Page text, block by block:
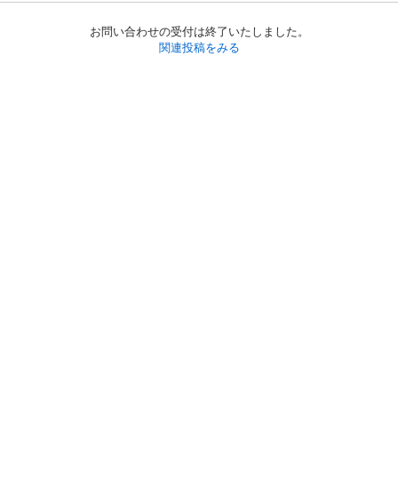
お問い合わせの受付は終了いたしました。
関連投稿をみる